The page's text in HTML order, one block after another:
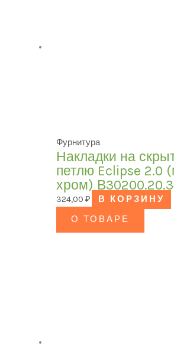
Фурнитура
Накладки на
петлю Eclipse 2.0
хром)
324,00₽
В КОРЗИНУ
О ТОВАРЕ